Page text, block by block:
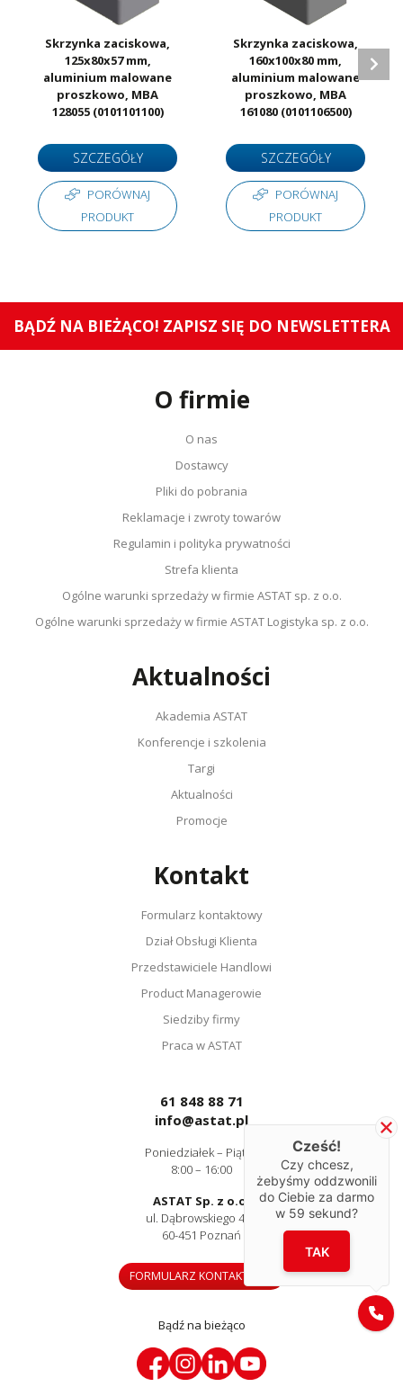
Skrzynka zaciskowa,
125x80x57 mm,
aluminium malowane
proszkowo, MBA
128055 (0101101100)
SZCZEGÓŁY
PORÓWNAJ
PRODUKT
Skrzynka zaciskowa,
160x100x80 mm,
aluminium malowane
proszkowo, MBA
161080 (0101106500)
SZCZEGÓŁY
PORÓWNAJ
PRODUKT
BĄDŹ NA BIEŻĄCO! ZAPISZ SIĘ DO NEWSLETTERA
O firmie
O nas
Dostawcy
Pliki do pobrania
Reklamacje i zwroty towarów
Regulamin i polityka prywatności
Strefa klienta
Ogólne warunki sprzedaży w firmie ASTAT sp. z o.o.
Ogólne warunki sprzedaży w firmie ASTAT Logistyka sp. z o.o.
Aktualności
Akademia ASTAT
Konferencje i szkolenia
Targi
Aktualności
Promocje
Kontakt
Formularz kontaktowy
Dział Obsługi Klienta
Przedstawiciele Handlowi
Product Managerowie
Siedziby firmy
Praca w ASTAT
61 848 88 71
info@astat.pl
Poniedziałek – Piątek
8:00 – 16:00
ASTAT Sp. z o.o.
ul. Dąbrowskiego 441
60-451 Poznań
FORMULARZ KONTAKTOWY
Bądź na bieżąco
Cześć!
Czy chcesz,
żebyśmy oddzwonili
do Ciebie za darmo
w 59 sekund?
TAK